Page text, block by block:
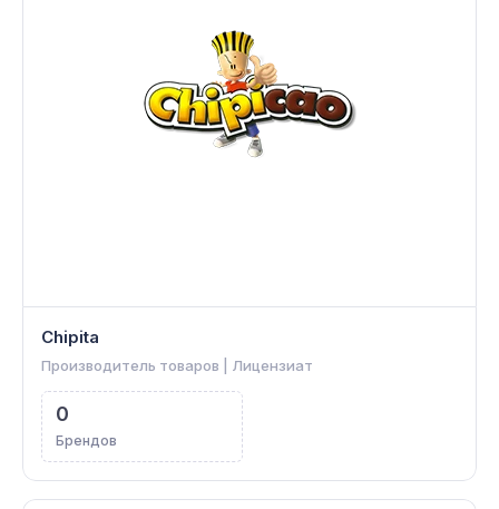
Chipita
Производитель товаров | Лицензиат
0
Брендов